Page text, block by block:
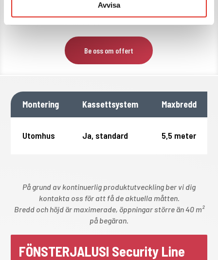
Avvisa
Be oss om offert
Montering Kassettsystem Maxbredd
Utomhus Ja, standard 5,5 meter
På grund av kontinuerlig produktutveckling ber vi dig
kontakta oss för att få de aktuella måtten.
Bredd och höjd är maximerade, öppningar större än 40 m²
på begäran.
FÖNSTERJALUSI Security Line